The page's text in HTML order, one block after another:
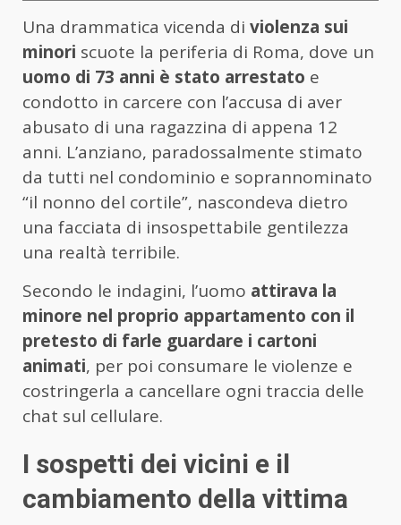
Una drammatica vicenda di violenza sui
minori scuote la periferia di Roma, dove un
uomo di 73 anni è stato arrestato e
condotto in carcere con l’accusa di aver
abusato di una ragazzina di appena 12
anni. L’anziano, paradossalmente stimato
da tutti nel condominio e soprannominato
“il nonno del cortile”, nascondeva dietro
una facciata di insospettabile gentilezza
una realtà terribile.
Secondo le indagini, l’uomo attirava la
minore nel proprio appartamento con il
pretesto di farle guardare i cartoni
animati, per poi consumare le violenze e
costringerla a cancellare ogni traccia delle
chat sul cellulare.
I sospetti dei vicini e il
cambiamento della vittima